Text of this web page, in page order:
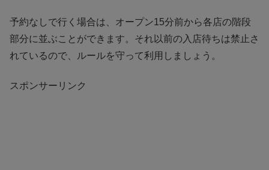
予約なしで行く場合は、オープン15分前から各店の階段
部分に並ぶことができます。それ以前の入店待ちは禁止さ
れているので、ルールを守って利用しましょう。
スポンサーリンク